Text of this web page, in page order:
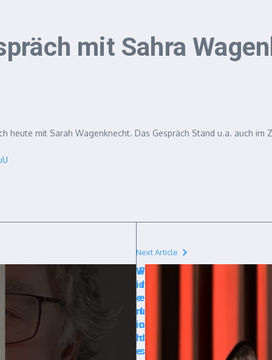
mit Sahra
heute mit Sarah Wagenknecht. Das Gespräch Stand u.a. auch
W
id
e
rl
ic
h
e
Next Article
F
r
e
u
n
d
s